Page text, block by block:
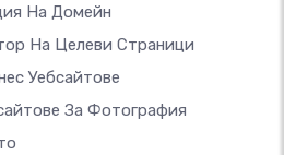
На Домейн
На Целеви Страници
Уебсайтове
За Фотография